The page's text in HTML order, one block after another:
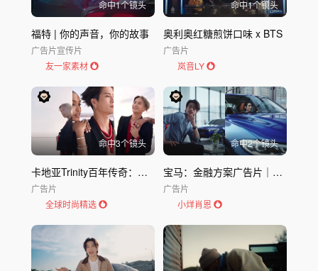
命中1个镜头
福特 | 你的声音，你的故事
广告片宣传片
友一家素材
命中1个镜头
奥利奥红糖煎饼口味 x BTS
广告片
岚音LY
命中3个镜头
卡地亚Trinity百年传奇：一枚戒指，一个时代的印记
广告片
全球时尚精选
命中2个镜头
宝马：金融方案广告片｜宝马BMW
广告片
小烊肖恩